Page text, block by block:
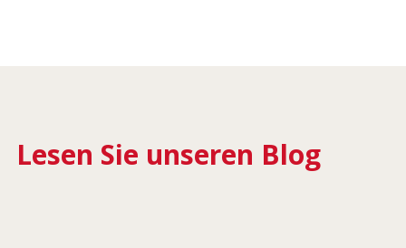
Lesen Sie unseren Blog